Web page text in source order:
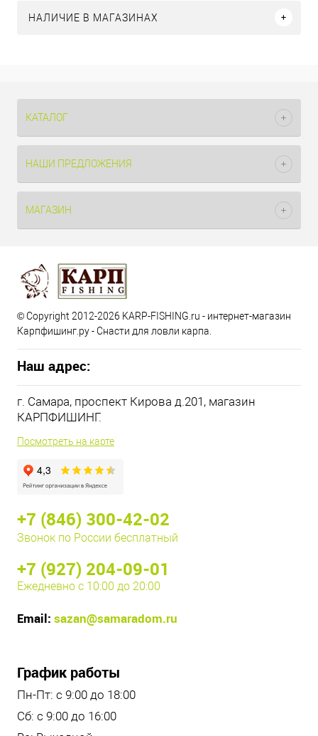
НАЛИЧИЕ В МАГАЗИНАХ
КАТАЛОГ
НАШИ ПРЕДЛОЖЕНИЯ
МАГАЗИН
© Copyright 2012-2026 KARP-FISHING.ru - интернет-магазин
Карпфишинг.ру - Снасти для ловли карпа.
Наш адрес:
г. Самара, проспект Кирова д.201, магазин
КАРПФИШИНГ.
Посмотреть на карте
+7 (846) 300-42-02
Звонок по России бесплатный
+7 (927) 204-09-01
Ежедневно с 10:00 до 20:00
Email: sazan@samaradom.ru
График работы
Пн-Пт: с 9:00 до 18:00
Сб: с 9:00 до 16:00